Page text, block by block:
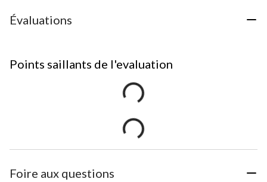
Évaluations
Points saillants de l'evaluation
Foire aux questions